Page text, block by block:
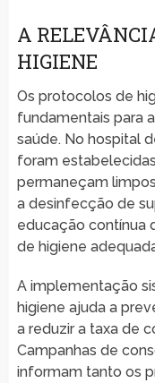
A
HIGIENE
Os protocolos de
fundamentais para
saúde. No hospital
foram
permaneçam
a desinfecção de
educação contínua
de higiene
A implementação
higiene ajuda a
a reduzir a taxa de
Campanhas de
informam tanto os